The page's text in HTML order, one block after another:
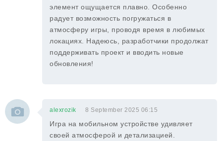
элемент ощущается плавно. Особенно
радует возможность погружаться в
атмосферу игры, проводя время в любимых
локациях. Надеюсь, разработчики продолжат
поддерживать проект и вводить новые
обновления!
alexrozik 8 September 2025 06:15
Игра на мобильном устройстве удивляет
своей атмосферой и детализацией.